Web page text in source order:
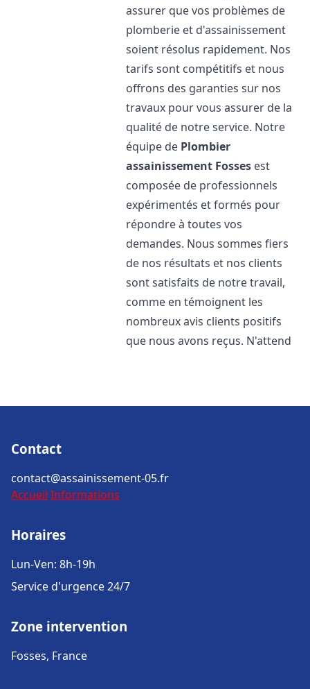
assurer que vos problèmes de
plomberie et d'assainissement
soient résolus rapidement. Nos
tarifs sont compétitifs et nous
offrons des garanties sur nos
travaux pour vous assurer de la
qualité de notre service. Notre
équipe de Plombier
assainissement Fosses est
composée de professionnels
expérimentés et formés pour
répondre à toutes vos
demandes. Nous sommes fiers
de nos résultats et nos clients
sont satisfaits de notre travail,
comme en témoignent les
nombreux avis clients positifs
que nous avons reçus. N'attend
Contact
contact@assainissement-05.fr
Accueil Informations
Horaires
Lun-Ven: 8h-19h
Service d'urgence 24/7
Zone intervention
Fosses, France